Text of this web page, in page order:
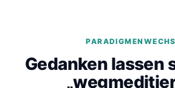
Gedanken lassen